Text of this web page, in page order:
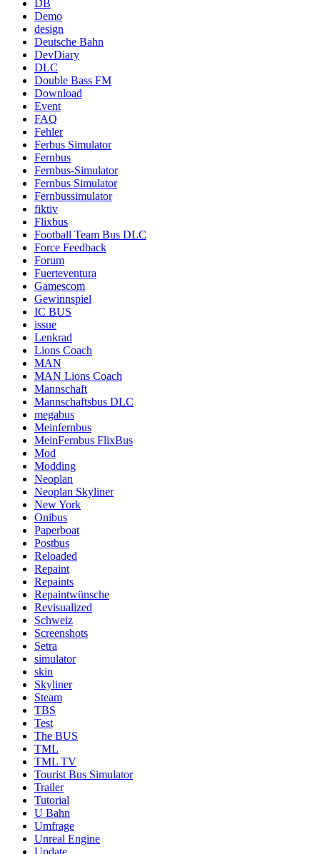
DB
Demo
design
Deutsche Bahn
DevDiary
DLC
Double Bass FM
Download
Event
FAQ
Fehler
Ferbus Simulator
Fernbus
Fernbus-Simulator
Fernbus Simulator
Fernbussimulator
fiktiv
Flixbus
Football Team Bus DLC
Force Feedback
Forum
Fuerteventura
Gamescom
Gewinnspiel
IC BUS
issue
Lenkrad
Lions Coach
MAN
MAN Lions Coach
Mannschaft
Mannschaftsbus DLC
megabus
Meinfernbus
MeinFernbus FlixBus
Mod
Modding
Neoplan
Neoplan Skyliner
New York
Onibus
Paperboat
Postbus
Reloaded
Repaint
Repaints
Repaintwünsche
Revisualized
Schweiz
Screenshots
Setra
simulator
skin
Skyliner
Steam
TBS
Test
The BUS
TML
TML TV
Tourist Bus Simulator
Trailer
Tutorial
U Bahn
Umfrage
Unreal Engine
Update